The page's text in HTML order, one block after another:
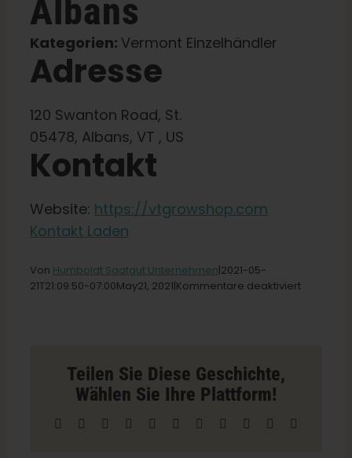
Pheno-Jagd
Erhaltung der karibischen Genetik
Kontakt
Deutsch
Suche
Albans
Kategorien: Vermont Einzelhändler
Adresse
120 Swanton Road, St.
05478, Albans, VT , US
Kontakt
Website: https://vtgrowshop.com
Kontakt Laden
Von Humboldt Saatgut Unternehmen|2021-05-
21T21:09:50-07:00May21, 2021|Kommentare deaktiviertfür
Teilen Sie Diese Geschichte,
Wählen Sie Ihre Plattform!
Facebook Reddit LinkedInWhatsAppTelegramm
TumblrPinterest Xing